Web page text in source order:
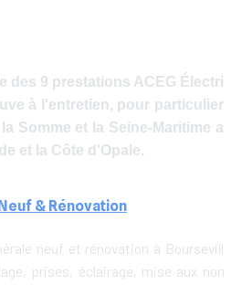
des 9 prestations ACEG
à l'entretien, pour
Somme et la Seine-Maritime
et la Côte d'Opale.
& Rénovation
neuf et rénovation à
prises, éclairage, mise aux